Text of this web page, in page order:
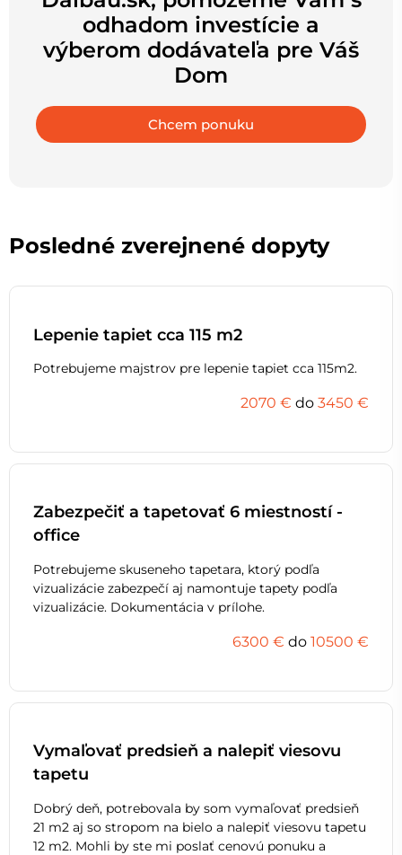
odhadom investície a
výberom dodávateľa pre Váš
Dom
Chcem ponuku
Posledné zverejnené dopyty
Lepenie tapiet cca 115 m2
Potrebujeme majstrov pre lepenie tapiet cca 115m2.
2070 € do 3450 €
Zabezpečiť a tapetovať 6 miestností -
office
Potrebujeme skuseneho tapetara, ktorý podľa
vizualizácie zabezpečí aj namontuje tapety podľa
vizualizácie. Dokumentácia v prílohe.
6300 € do 10500 €
Vymaľovať predsieň a nalepiť viesovu
tapetu
Dobrý deň, potrebovala by som vymaľovať predsieň
21 m2 aj so stropom na bielo a nalepiť viesovu tapetu
12 m2. Mohli by ste mi poslať cenovú ponuku a